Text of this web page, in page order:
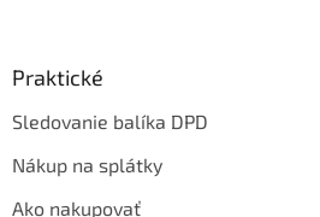
Praktické
Sledovanie balíka DPD
Nákup na splátky
Ako nakupovať